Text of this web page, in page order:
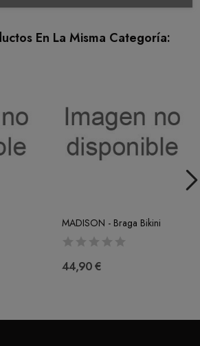
En La Misma Categoría:
MADISON - Braga Bikini
44,90 €